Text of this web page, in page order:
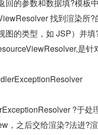
回的参数和数据填?模板
找到渲染所
图的类型，如 JSP）并
是针
?于处
，之后交给渲染?法进?